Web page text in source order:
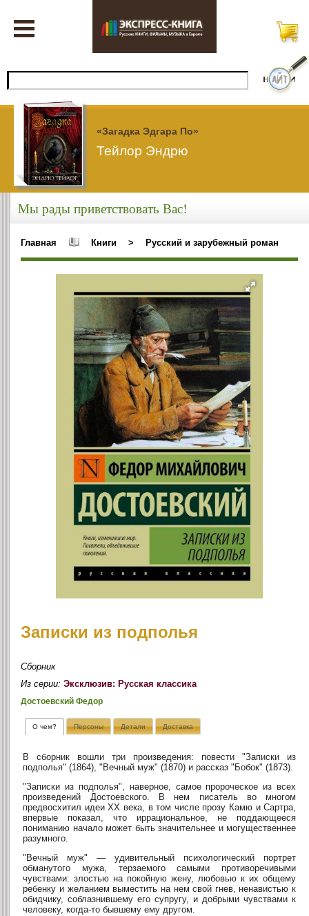
«Загадка Эдгара По»
Тейлор Эндрю
Мы рады приветствовать Вас!
Главная Книги > Русский и зарубежный роман
Записки из подполья
Сборник
Из серии:Эксклюзив: Русская классика
Достоевский Федор
О чем? Персоны Детали Доставка
В сборник вошли три произведения: повести "Записки из
подполья" (1864), "Вечный муж" (1870) и рассказ "Бобок" (1873).
"Записки из подполья", наверное, самое пророческое из всех
произведений Достоевского. В нем писатель во многом
предвосхитил идеи ХХ века, в том числе прозу Камю и Сартра,
впервые показал, что иррациональное, не поддающееся
пониманию начало может быть значительнее и могущественнее
разумного.
"Вечный муж" — удивительный психологический портрет
обманутого мужа, терзаемого самыми противоречивыми
чувствами: злостью на покойную жену, любовью к их общему
ребенку и желанием выместить на нем свой гнев, ненавистью к
обидчику, соблазнившему его супругу, и добрыми чувствами к
человеку, когда-то бывшему ему другом.